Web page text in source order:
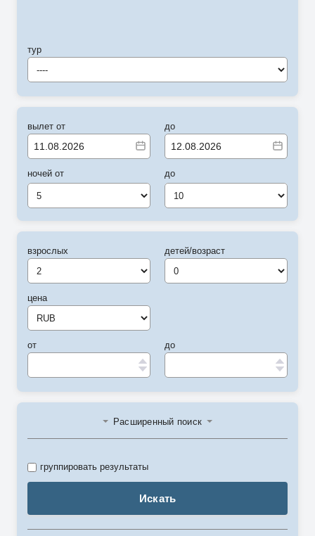
тур
----
вылет от
ночей от
5
до
до
10
взрослых
цена
от
детей/возраст
до
Расширенный поиск
Искать
группировать результаты